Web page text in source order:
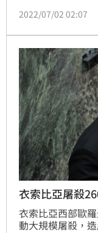
的心，最後導致
狐妲己，不過是
2022/07/02 02:07
衣索比亞屠殺
衣索比亞西部歐
動大規模屠殺，